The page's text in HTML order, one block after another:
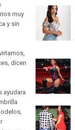
muy
y sin
dicen
ayudara